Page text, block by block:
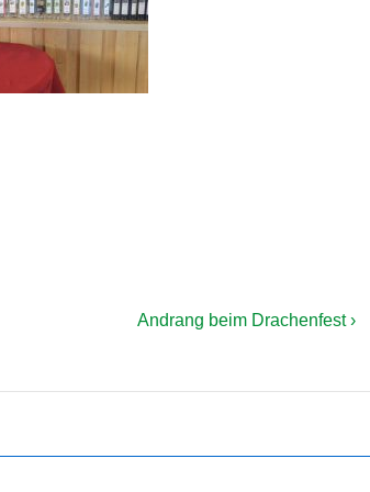
Nächster
Andrang beim Drachenfest ›